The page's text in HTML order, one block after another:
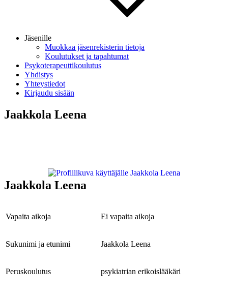
Jäsenille
Muokkaa jäsenrekisterin tietoja
Koulutukset ja tapahtumat
Psykoterapeuttikoulutus
Yhdistys
Yhteystiedot
Kirjaudu sisään
Jaakkola Leena
Jaakkola Leena
Vapaita aikoja Ei vapaita aikoja
Sukunimi ja etunimi Jaakkola Leena
Peruskoulutus psykiatrian erikoislääkäri